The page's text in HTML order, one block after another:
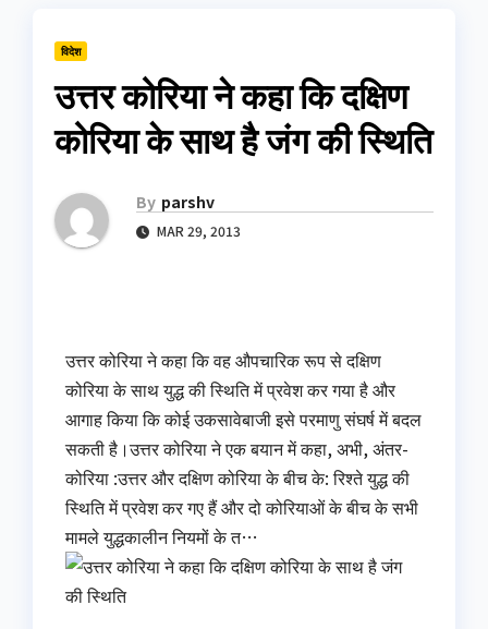
विदेश
उत्तर कोरिया ने कहा कि दक्षिण
कोरिया के साथ है जंग की स्थिति
By parshv
MAR 29, 2013
उत्तर कोरिया ने कहा कि वह औपचारिक रूप से दक्षिण
कोरिया के साथ युद्ध की स्थिति में प्रवेश कर गया है और
आगाह किया कि कोई उकसावेबाजी इसे परमाणु संघर्ष में बदल
सकती है।उत्तर कोरिया ने एक बयान में कहा, अभी, अंतर-
कोरिया :उत्तर और दक्षिण कोरिया के बीच के: रिश्ते युद्ध की
स्थिति में प्रवेश कर गए हैं और दो कोरियाओं के बीच के सभी
मामले युद्धकालीन नियमों के त…